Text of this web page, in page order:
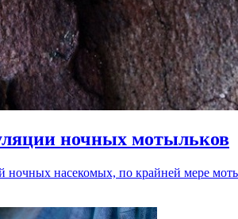
ночных мотыльков
насекомых, по крайней мере